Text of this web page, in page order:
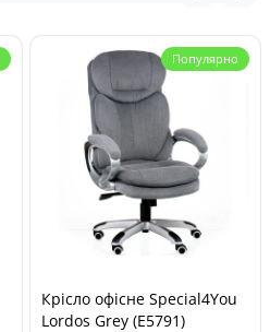
Популярно
Крісло офісне Special4You
Lordos Grey (E5791)